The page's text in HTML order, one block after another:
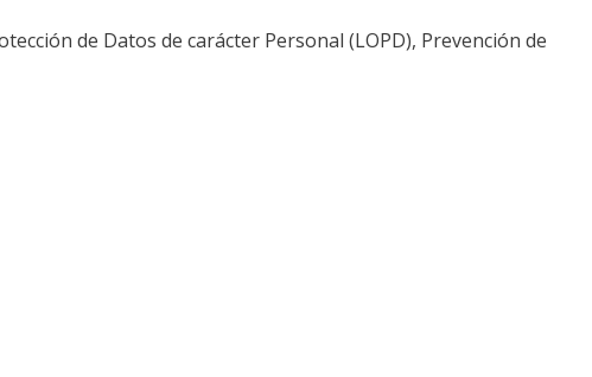
de Datos de carácter Personal (LOPD), Prevención de